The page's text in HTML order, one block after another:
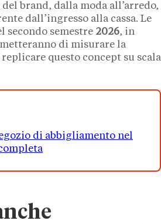
brand, dalla moda all’arredo,
dall’ingresso alla cassa. Le
secondo semestre 2026, in
di misurare la
questo concept su scala
di abbigliamento nel